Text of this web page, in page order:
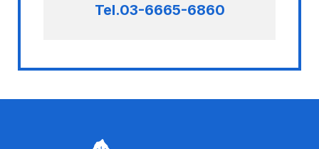
Tel.03-6665-6860